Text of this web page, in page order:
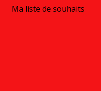
Ma liste de souhaits